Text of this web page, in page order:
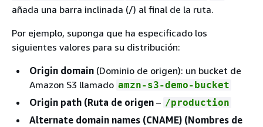
añada una barra inclinada (/) al final de la ruta.
Por ejemplo, suponga que ha especificado los
siguientes valores para su distribución:
Origin domain (Dominio de origen): un bucket de
Amazon S3 llamado amzn-s3-demo-bucket
Origin path (Ruta de origen – /production
Alternate domain names (CNAME) (Nombres de